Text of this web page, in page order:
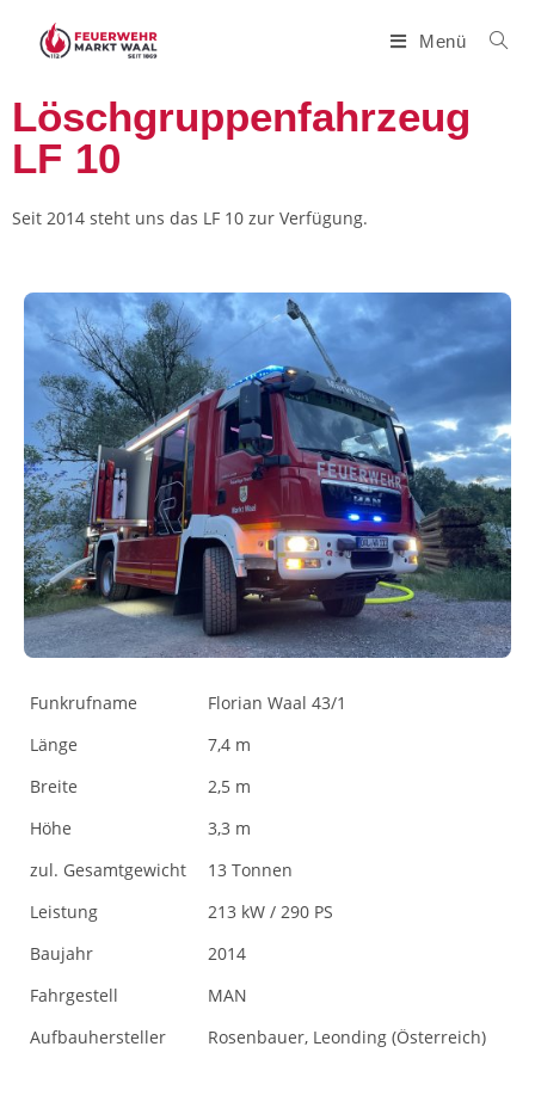
Menü
Löschgruppenfahrzeug
LF 10
Seit 2014 steht uns das LF 10 zur Verfügung.
Funkrufname
Florian Waal 43/1
Länge
7,4 m
Breite
2,5 m
Höhe
3,3 m
zul. Gesamtgewicht
13 Tonnen
Leistung
213 kW / 290 PS
Baujahr
2014
Fahrgestell
MAN
Aufbauhersteller
Rosenbauer, Leonding (Österreich)